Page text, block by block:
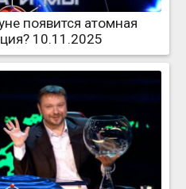
появится атомная
10.11.2025